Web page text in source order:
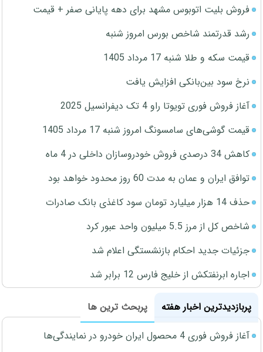
فروش بلیت اتوبوس مشهد برای دهه پایانی صفر + قیمت
رشد قدرتمند شاخص بورس امروز شنبه
قیمت سکه و طلا شنبه 17 مرداد 1405
نرخ سود بین‌بانکی افزایش یافت
آغاز فروش فوری تویوتا راو 4 تک دیفرانسیل 2025
قیمت گوشی‌های سامسونگ امروز شنبه 17 مرداد 1405
کاهش 34 درصدی فروش خودروسازان داخلی در 4 ماه
توافق ایران و عمان به مدت 60 روز محدود خواهد بود
حذف 14 هزار میلیارد تومان سود کاغذی بانک صادرات
شاخص کل از مرز 5.5 میلیون واحد عبور کرد
جزئیات جدید احکام بازنشستگی اعلام شد
اجاره ابرنفتکش از خلیج فارس 12 برابر شد
پربازدیدترین اخبار هفته
پربحث ترین ها
آغاز فروش فوری 4 محصول ایران خودرو در نمایندگی‌ها